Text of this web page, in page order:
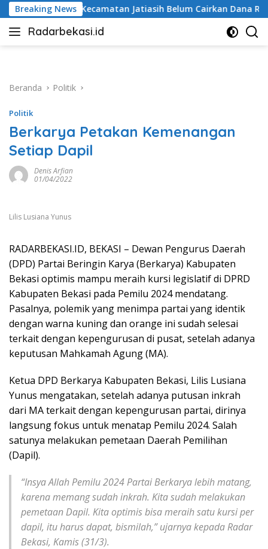
Langsung
ke
konten
Breaking News
Jatiasih Belum Cairkan Dana RW Bekasi Keren Rp100
Radarbekasi.id
Berita
Beranda
Politik
Politik
Berkarya Petakan Kemenangan
Setiap Dapil
Denis Arfian
01/04/2022
Lilis Lusiana Yunus
RADARBEKASI.ID, BEKASI – Dewan Pengurus Daerah
(DPD) Partai Beringin Karya (Berkarya) Kabupaten
Bekasi optimis mampu meraih kursi legislatif di DPRD
Kabupaten Bekasi pada Pemilu 2024 mendatang.
Pasalnya, polemik yang menimpa partai yang identik
dengan warna kuning dan orange ini sudah selesai
terkait dengan kepengurusan di pusat, setelah adanya
keputusan Mahkamah Agung (MA).
Ketua DPD Berkarya Kabupaten Bekasi, Lilis Lusiana
Yunus mengatakan, setelah adanya putusan inkrah
dari MA terkait dengan kepengurusan partai, dirinya
langsung fokus untuk menatap Pemilu 2024. Salah
satunya melakukan pemetaan Daerah Pemilihan
(Dapil).
“Insya Allah Pemilu 2024 Partai Berkarya lebih matang,
karena memang sudah inkrah. Kita sudah melakukan
pemetaan Dapil. Kita optimis bisa meraih satu kursi per
dapil, itu harus dapat, bismilah,” ujarnya kepada Radar
Bekasi, Kamis (31/3).